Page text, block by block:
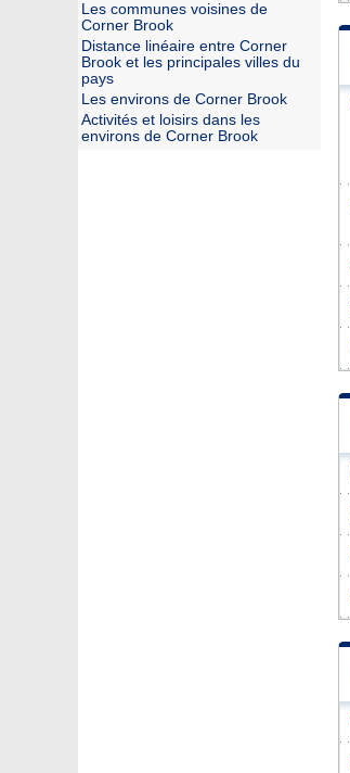
Les communes voisines de
Corner Brook
Distance linéaire entre Corner
Brook et les principales villes du
pays
Les environs de Corner Brook
Activités et loisirs dans les
environs de Corner Brook